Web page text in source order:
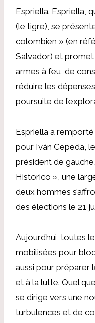
Espriella. Espriella,
(le tigre), se
colombien » (en
Salvador) et promet
armes à feu, de
réduire les
poursuite de
Espriella a
pour Iván Cepeda,
président de
Historico », une
deux hommes
des élections le 21
Aujourd’hui, toutes
mobilisées pour
aussi pour préparer
et à la lutte. Quel
se dirige vers une
turbulences et de